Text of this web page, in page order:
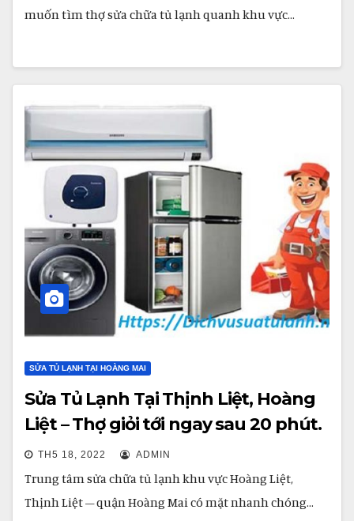
muốn tìm thợ sửa chữa tủ lạnh quanh khu vực…
SỬA TỦ LẠNH TẠI HOÀNG MAI
Sửa Tủ Lạnh Tại Thịnh Liệt, Hoàng
Liệt – Thợ giỏi tới ngay sau 20 phút.
TH5 18, 2022 ADMIN
Trung tâm sửa chữa tủ lạnh khu vực Hoàng Liệt,
Thịnh Liệt – quận Hoàng Mai có mặt nhanh chóng…